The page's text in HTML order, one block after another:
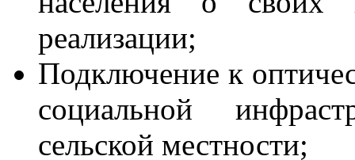
реализации;
Подключение к
социальной
сельской местности;